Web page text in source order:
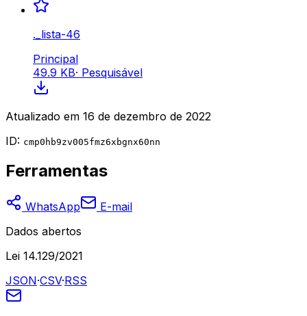
._lista-46
Principal
49.9 KB· Pesquisável
Atualizado em 16 de dezembro de 2022
ID: cmp0hb9zv005fmz6xbgnx60nn
Ferramentas
WhatsApp
E-mail
Dados abertos
Lei 14.129/2021
JSON·CSV·RSS